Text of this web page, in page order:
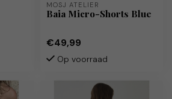
MOSJ ATELIER
Baia Micro-Shorts Blue
€49,99
Op voorraad